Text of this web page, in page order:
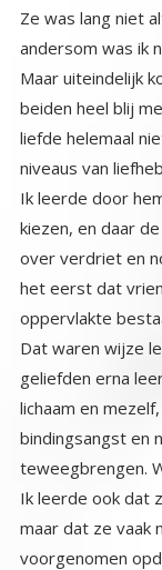
Ze was lang niet
andersom was ik
Maar uiteindelijk
beiden heel blij
liefde helemaal
niveaus van
Ik leerde door
kiezen, en daar
over verdriet en
het eerst dat
oppervlakte
Dat waren wijze
geliefden erna
lichaam en
bindingsangst en
teweegbrengen.
Ik leerde ook dat
maar dat ze vaak
voorgenomen